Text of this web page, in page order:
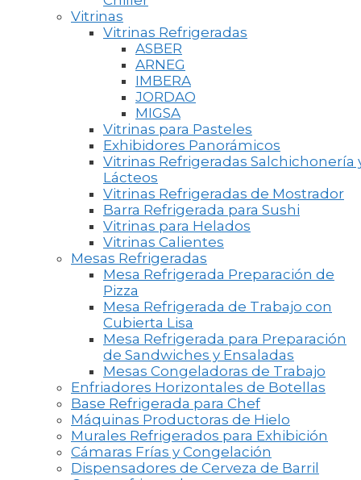
Vitrinas
Vitrinas Refrigeradas
ASBER
ARNEG
IMBERA
JORDAO
MIGSA
Vitrinas para Pasteles
Exhibidores Panorámicos
Vitrinas Refrigeradas Salchichonería
Lácteos
Vitrinas Refrigeradas de Mostrador
Barra Refrigerada para Sushi
Vitrinas para Helados
Vitrinas Calientes
Mesas Refrigeradas
Mesa Refrigerada Preparación de
Pizza
Mesa Refrigerada de Trabajo con
Cubierta Lisa
Mesa Refrigerada para Preparación
de Sandwiches y Ensaladas
Mesas Congeladoras de Trabajo
Enfriadores Horizontales de Botellas
Base Refrigerada para Chef
Máquinas Productoras de Hielo
Murales Refrigerados para Exhibición
Cámaras Frías y Congelación
Dispensadores de Cerveza de Barril